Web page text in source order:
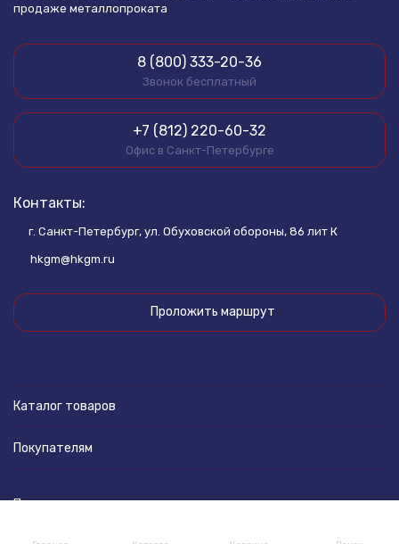
продаже металлопроката
8 (800) 333-20-36
Звонок бесплатный
+7 (812) 220-60-32
Офис в Санкт-Петербурге
Контакты:
г. Санкт-Петербург, ул. Обуховской обороны, 86 лит К
hkgm@hkgm.ru
Проложить маршрут
Каталог товаров
Покупателям
Политика персональных данных